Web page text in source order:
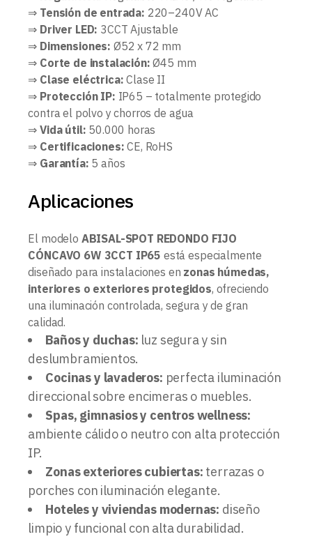
⇒ Tensión de entrada: 220–240V AC
⇒ Driver LED: 3CCT Ajustable
⇒ Dimensiones: Ø52 x 72 mm
⇒ Corte de instalación: Ø45 mm
⇒ Clase eléctrica: Clase II
⇒ Protección IP: IP65 – totalmente protegido
contra el polvo y chorros de agua
⇒ Vida útil: 50.000 horas
⇒ Certificaciones: CE, RoHS
⇒ Garantía: 5 años
Aplicaciones
El modelo ABISAL-SPOT REDONDO FIJO
CÓNCAVO 6W 3CCT IP65 está especialmente
diseñado para instalaciones en zonas húmedas,
interiores o exteriores protegidos, ofreciendo
una iluminación controlada, segura y de gran
calidad.
Baños y duchas: luz segura y sin
deslumbramientos.
Cocinas y lavaderos: perfecta iluminación
direccional sobre encimeras o muebles.
Spas, gimnasios y centros wellness:
ambiente cálido o neutro con alta protección
IP.
Zonas exteriores cubiertas: terrazas o
porches con iluminación elegante.
Hoteles y viviendas modernas: diseño
limpio y funcional con alta durabilidad.